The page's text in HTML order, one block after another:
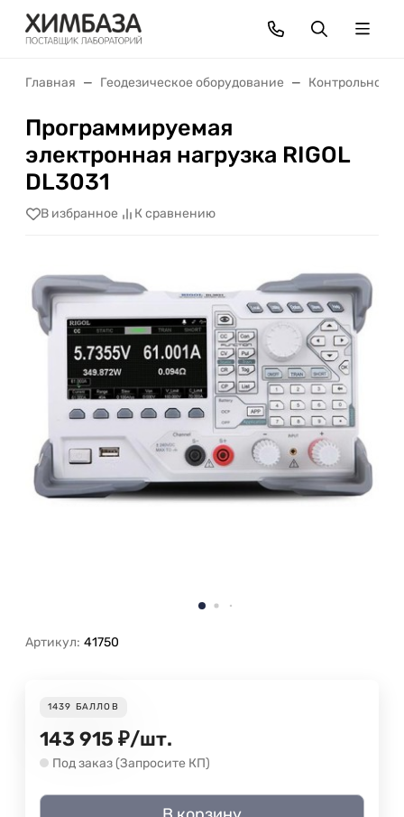
Главная Геодезическое оборудование Контрольно-
Программируемая
электронная нагрузка RIGOL
DL3031
В избранное К сравнению
Артикул: 41750
1439 БАЛЛОВ
143 915 ₽/шт.
Под заказ (Запросите КП)